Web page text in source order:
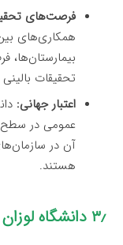
فرصت‌های
همکاری‌های
بیمارستان‌ها،
تحقیقات
اعتبار جهانی:
عمومی در سطح
آن در
هستند.
۳٫ دانشگاه لوزان (University of Lausanne)